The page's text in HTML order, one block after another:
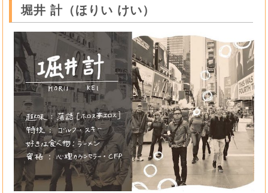
堀井 計（ほりい けい）